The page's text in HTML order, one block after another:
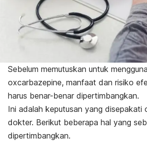
Sebelum memutuskan untuk
oxcarbazepine, manfaat dan risiko
harus benar-benar dipertimbangkan.
Ini adalah keputusan yang disepakati
dokter. Berikut beberapa hal yang
dipertimbangkan.